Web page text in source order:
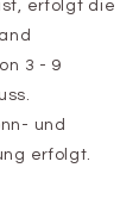
erfolgt die
3 - 9
und
erfolgt.